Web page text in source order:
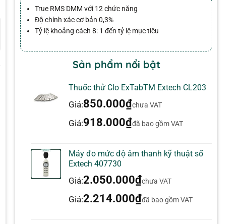
True RMS DMM với 12 chức năng
Độ chính xác cơ bản 0,3%
Tỷ lệ khoảng cách 8: 1 đến tỷ lệ mục tiêu
Sản phẩm nổi bật
Thuốc thử Clo ExTabTM Extech CL203
Giá:850.000₫chưa VAT
Giá:918.000₫đã bao gồm VAT
Máy đo mức độ âm thanh kỹ thuật số
Extech 407730
Giá:2.050.000₫chưa VAT
Giá:2.214.000₫đã bao gồm VAT